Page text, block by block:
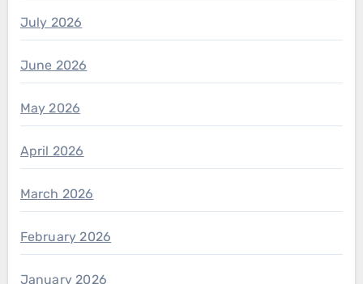
July 2026
June 2026
May 2026
April 2026
March 2026
February 2026
January 2026